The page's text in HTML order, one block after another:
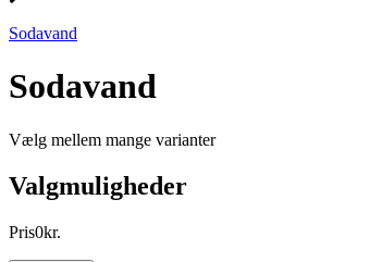
Sodavand
Sodavand
Vælg mellem mange varianter
Valgmuligheder
Pris0kr.